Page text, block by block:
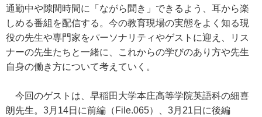
通勤中や隙間時間に「ながら聞き」できるよう、耳から楽
しめる番組を配信する。今の教育現場の実態をよく知る現
役の先生や専門家をパーソナリティやゲストに迎え、リス
ナーの先生たちと一緒に、これからの学びのあり方や先生
自身の働き方について考えていく。
今回のゲストは、早稲田大学本庄高等学院英語科の細喜
朗先生。3月14日に前編（File.065）、3月21日に後編